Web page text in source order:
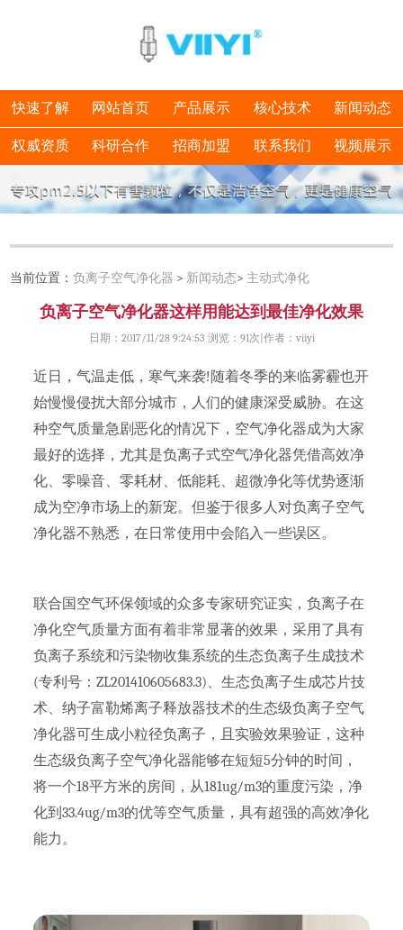
快速了解 网站首页 产品展示 核心技术 新闻动态
权威资质 科研合作 招商加盟 联系我们 视频展示
当前位置：负离子空气净化器 > 新闻动态> 主动式净化
负离子空气净化器这样用能达到最佳净化效果
日期：2017/11/28 9:24:53 浏览： 91次|作者：viiyi
近日，气温走低，寒气来袭!随着冬季的来临雾霾也开
始慢慢侵扰大部分城市，人们的健康深受威胁。在这
种空气质量急剧恶化的情况下，空气净化器成为大家
最好的选择，尤其是负离子式空气净化器凭借高效净
化、零噪音、零耗材、低能耗、超微净化等优势逐渐
成为空净市场上的新宠。但鉴于很多人对负离子空气
净化器不熟悉，在日常使用中会陷入一些误区。
联合国空气环保领域的众多专家研究证实，负离子在
净化空气质量方面有着非常显著的效果，采用了具有
负离子系统和污染物收集系统的生态负离子生成技术
(专利号：ZL201410605683.3)、生态负离子生成芯片技
术、纳子富勒烯离子释放器技术的生态级负离子空气
净化器可生成小粒径负离子，且实验效果验证，这种
生态级负离子空气净化器能够在短短5分钟的时间，
将一个18平方米的房间，从181ug/m3的重度污染，净
化到33.4ug/m3的优等空气质量，具有超强的高效净化
能力。